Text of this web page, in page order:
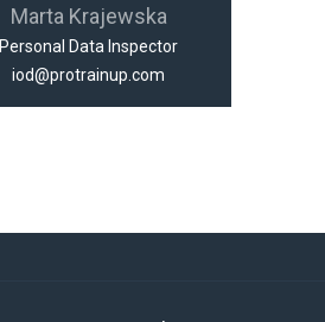
Marta Krajewska
Personal Data Inspector
iod@protrainup.com